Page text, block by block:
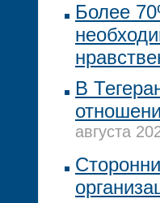
Более
В
августа